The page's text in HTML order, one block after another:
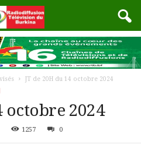
JT de 20H du 14 octobre 2024
octobre 2024
1257 0